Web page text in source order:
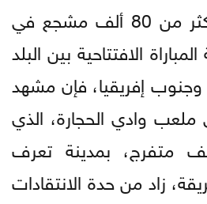
وفي حين احتشد أكثر من 80 ألف مشجع في
الافتتاحية بين البلد
إفريقيا، فإن مشهد
ملعب وادي الحجارة، الذي
لنحو 46 ألف متفرج، بمدينة تعرف
زاد من حدة الانتقادات